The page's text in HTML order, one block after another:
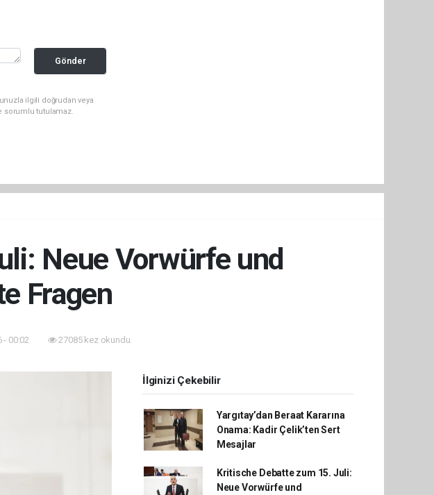
Gönder
ilgili doğrudan veya
sorumlu tutulamaz.
Neue Vorwürfe und
Fragen
- 00:02 27085 kez okundu.
İlginizi Çekebilir
Yargıtay’dan Beraat Kararına
Onama: Kadir Çelik’ten Sert
Mesajlar
Kritische Debatte zum 15. Juli:
Neue Vorwürfe und